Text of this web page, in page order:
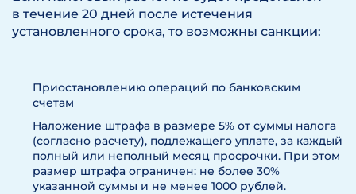
в течение 20 дней после истечения
установленного срока, то возможны санкции:
Приостановлению операций по банковским
счетам
Наложение штрафа в размере 5% от суммы налога
(согласно расчету), подлежащего уплате, за каждый
полный или неполный месяц просрочки. При этом
размер штрафа ограничен: не более 30%
указанной суммы и не менее 1000 рублей.